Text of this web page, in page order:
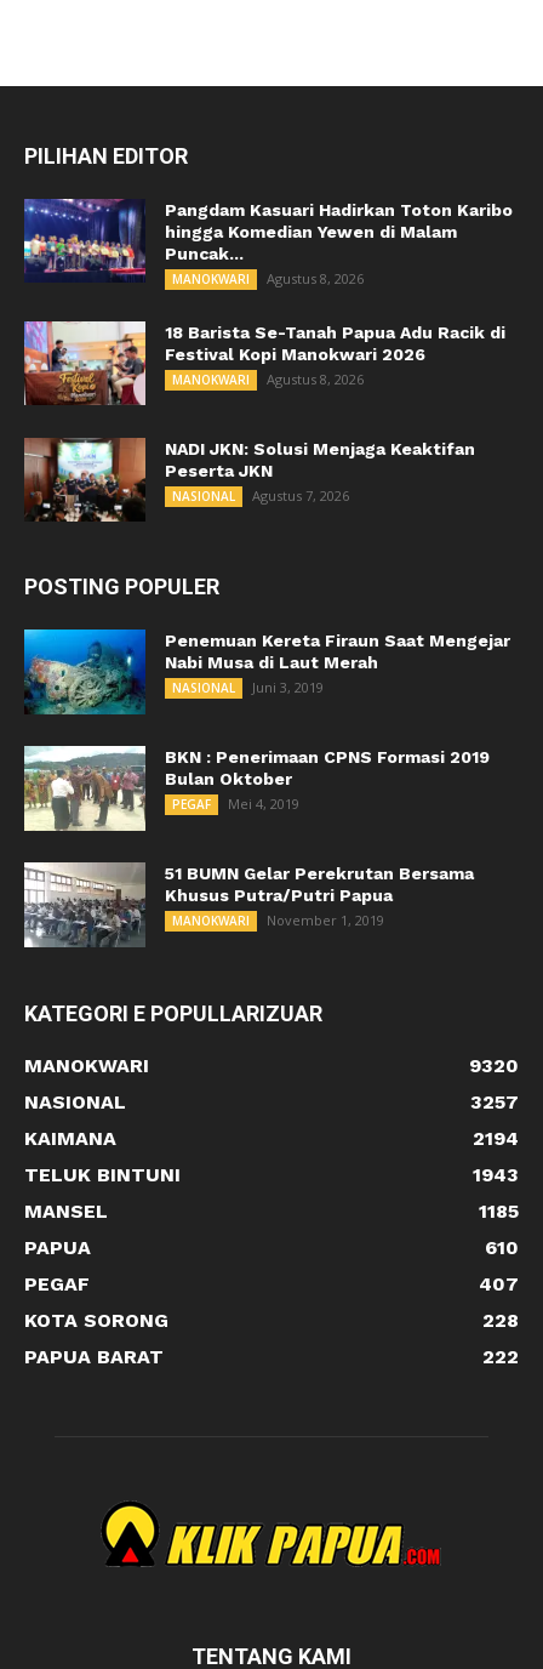
PILIHAN EDITOR
Pangdam Kasuari Hadirkan Toton Karibo
hingga Komedian Yewen di Malam
Puncak...
MANOKWARI Agustus 8, 2026
18 Barista Se-Tanah Papua Adu Racik di
Festival Kopi Manokwari 2026
MANOKWARI Agustus 8, 2026
NADI JKN: Solusi Menjaga Keaktifan
Peserta JKN
NASIONAL Agustus 7, 2026
POSTING POPULER
Penemuan Kereta Firaun Saat Mengejar
Nabi Musa di Laut Merah
NASIONAL Juni 3, 2019
BKN : Penerimaan CPNS Formasi 2019
Bulan Oktober
PEGAF Mei 4, 2019
51 BUMN Gelar Perekrutan Bersama
Khusus Putra/Putri Papua
MANOKWARI November 1, 2019
KATEGORI E POPULLARIZUAR
MANOKWARI
9320
NASIONAL
3257
KAIMANA
2194
TELUK BINTUNI
1943
MANSEL
1185
PAPUA
610
PEGAF
407
KOTA SORONG
228
PAPUA BARAT
222
TENTANG KAMI